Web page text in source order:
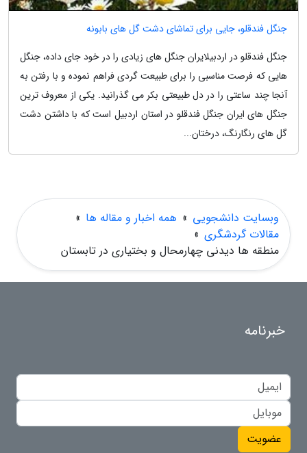
جنگل فندقلو، جایی برای تماشای دشت گل های بابونه
جنگل فندقلو در اردبیلایران جنگل های زیادی را در خود جای داده، جنگل
هایی که فرصت مناسبی را برای طبیعت گردی فراهم نموده و با رفتن به
آنجا چند ساعتی را در دل طبیعتی بکر می گذرانید. یکی از معروف ترین
جنگل های ایران جنگل فندقلو در استان اردبیل است که با داشتن دشت
گل های رنگارنگ، درختان...
وبسایت دانشجویی » همه اخبار و مقاله ها »
مقالات گردشگری »
منطقه ها دیدنی چهارمحال و بختیاری در تابستان
خبرنامه
عضویت